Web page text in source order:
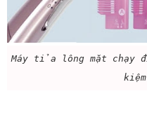
Máy tỉa lông mặt chạy